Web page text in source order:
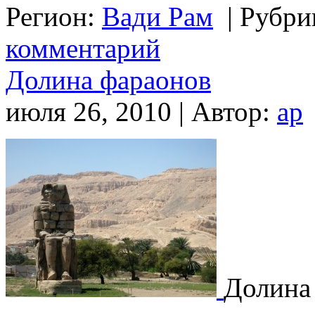
Регион: Вади Рам |
комментарий
Долина фараонов
июля 26, 2010 | Автор: ap